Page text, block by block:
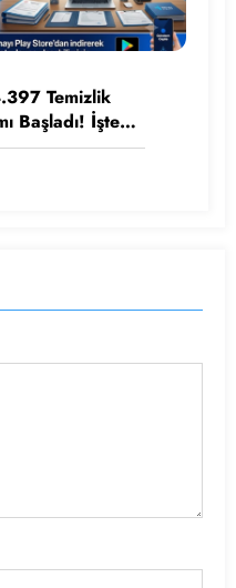
Temizlik
Başladı! İşte